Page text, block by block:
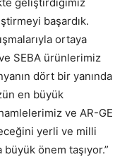
başardık.
ortaya
SEBA ürünlerimiz
dört bir yanında
en büyük
ve AR-GE
yerli ve milli
önem taşıyor.”